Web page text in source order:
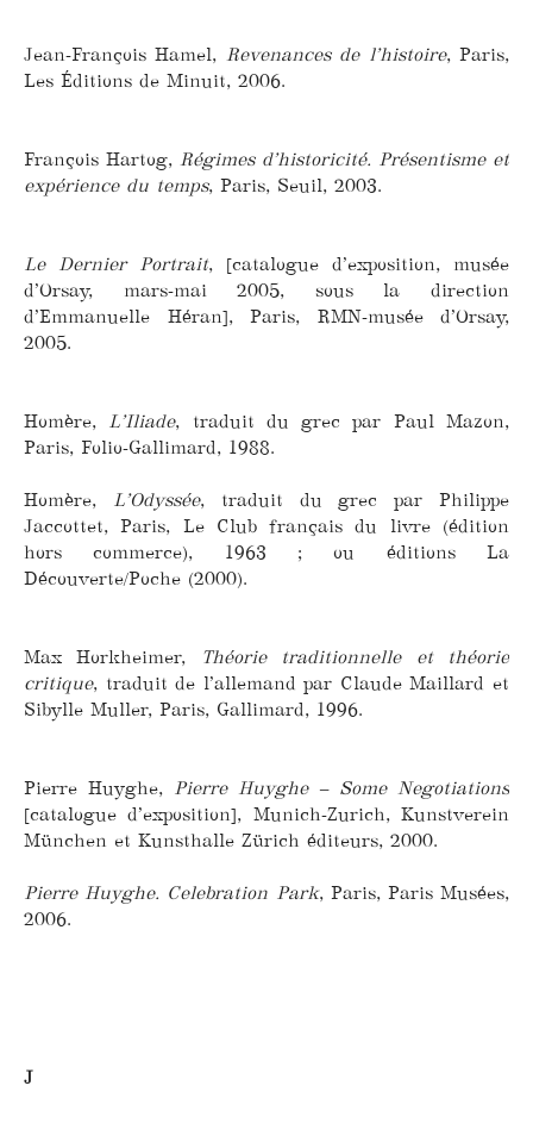
Jean-François Hamel, Revenances de l’histoire, Paris,
Les Éditions de Minuit, 2006.
François Hartog, Régimes d’historicité. Présentisme et
expérience du temps, Paris, Seuil, 2003.
Le Dernier Portrait, [catalogue d’exposition, musée
d’Orsay, mars-mai 2005, sous la direction
d’Emmanuelle Héran], Paris, RMN-musée d’Orsay,
2005.
Homère, L’Iliade, traduit du grec par Paul Mazon,
Paris, Folio-Gallimard, 1988.
Homère, L’Odyssée, traduit du grec par Philippe
Jaccottet, Paris, Le Club français du livre (édition
hors commerce), 1963 ; ou éditions La
Découverte/Poche (2000).
Max Horkheimer,
Théorie traditionnelle et théorie
critique, traduit de l’allemand par Claude Maillard et
Sibylle Muller, Paris, Gallimard, 1996.
Pierre Huyghe, Pierre Huyghe – Some Negotiations
[catalogue d’exposition], Munich-Zurich, Kunstverein
München et Kunsthalle Zürich éditeurs, 2000.
Pierre Huyghe. Celebration Park, Paris, Paris Musées,
2006.
J